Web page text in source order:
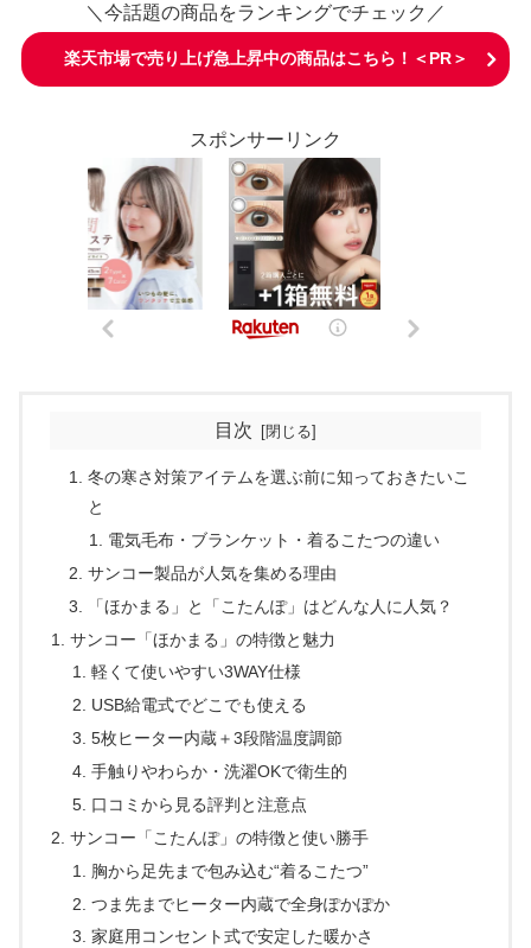
＼今話題の商品をランキングでチェック／
楽天市場で売り上げ急上昇中の商品はこちら！＜PR＞
スポンサーリンク
目次
冬の寒さ対策アイテムを選ぶ前に知っておきたいこ
と
電気毛布・ブランケット・着るこたつの違い
サンコー製品が人気を集める理由
「ほかまる」と「こたんぽ」はどんな人に人気？
サンコー「ほかまる」の特徴と魅力
軽くて使いやすい3WAY仕様
USB給電式でどこでも使える
5枚ヒーター内蔵＋3段階温度調節
手触りやわらか・洗濯OKで衛生的
口コミから見る評判と注意点
サンコー「こたんぽ」の特徴と使い勝手
胸から足先まで包み込む“着るこたつ”
つま先までヒーター内蔵で全身ぽかぽか
家庭用コンセント式で安定した暖かさ